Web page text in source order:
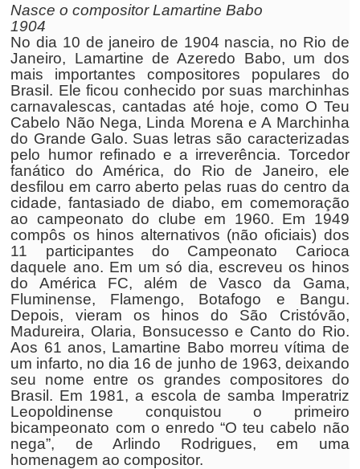
Nasce o compositor Lamartine Babo
1904
No dia 10 de janeiro de 1904 nascia, no Rio de
Janeiro, Lamartine de Azeredo Babo, um dos
mais importantes compositores populares do
Brasil. Ele ficou conhecido por suas marchinhas
carnavalescas, cantadas até hoje, como O Teu
Cabelo Não Nega, Linda Morena e A Marchinha
do Grande Galo. Suas letras são caracterizadas
pelo humor refinado e a irreverência. Torcedor
fanático do América, do Rio de Janeiro, ele
desfilou em carro aberto pelas ruas do centro da
cidade, fantasiado de diabo, em comemoração
ao campeonato do clube em 1960. Em 1949
compôs os hinos alternativos (não oficiais) dos
11 participantes do Campeonato Carioca
daquele ano. Em um só dia, escreveu os hinos
do América FC, além de Vasco da Gama,
Fluminense, Flamengo, Botafogo e Bangu.
Depois, vieram os hinos do São Cristóvão,
Madureira, Olaria, Bonsucesso e Canto do Rio.
Aos 61 anos, Lamartine Babo morreu vítima de
um infarto, no dia 16 de junho de 1963, deixando
seu nome entre os grandes compositores do
Brasil. Em 1981, a escola de samba Imperatriz
Leopoldinense conquistou o primeiro
bicampeonato com o enredo “O teu cabelo não
nega”, de Arlindo Rodrigues, em uma
homenagem ao compositor.